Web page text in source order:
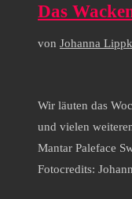
Das
von Johanna
Wir läuten das
und vielen
Mantar Paleface
Fotocredits: